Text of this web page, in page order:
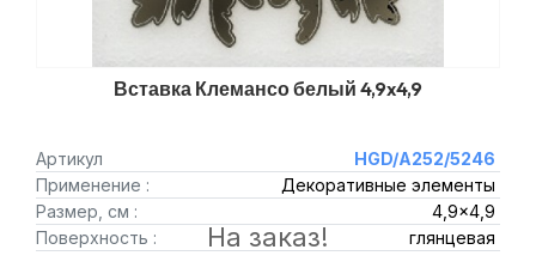
Вставка Клемансо белый 4,9x4,9
Артикул
HGD/A252/5246
Применение :
Декоративные элементы
Размер, см :
4,9x4,9
Поверхность :
глянцевая
На заказ!